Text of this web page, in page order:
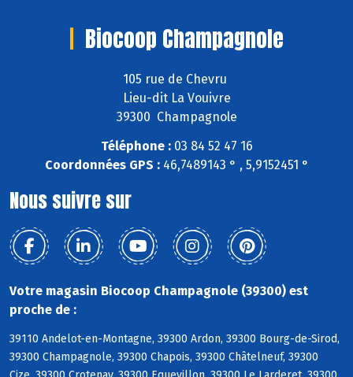
Biocoop Champagnole
105 rue de Chevru
Lieu-dit La Vouivre
39300 Champagnole
Téléphone :03 84 52 47 16
Coordonnées GPS :46,7489143 ° , 5,9152451 °
Nous suivre sur
Votre magasin Biocoop Champagnole (39300) est
proche de :
39110 Andelot-en-Montagne, 39300 Ardon, 39300 Bourg-de-Sirod,
39300 Champagnole, 39300 Chapois, 39300 Châtelneuf, 39300